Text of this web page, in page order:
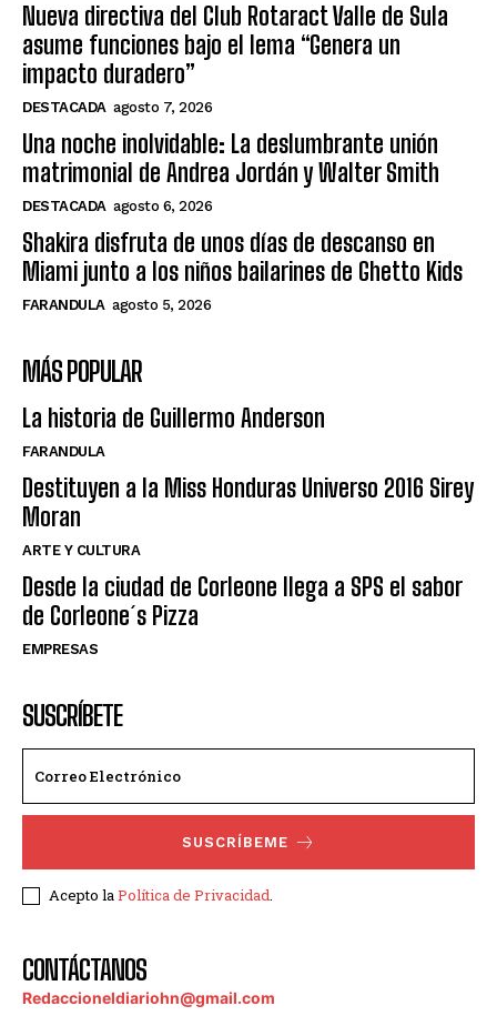
Nueva directiva del Club Rotaract Valle de Sula
asume funciones bajo el lema “Genera un
impacto duradero”
DESTACADA agosto 7, 2026
Una noche inolvidable: La deslumbrante unión
matrimonial de Andrea Jordán y Walter Smith
DESTACADA agosto 6, 2026
Shakira disfruta de unos días de descanso en
Miami junto a los niños bailarines de Ghetto Kids
FARANDULA agosto 5, 2026
MÁS POPULAR
La historia de Guillermo Anderson
FARANDULA
Destituyen a la Miss Honduras Universo 2016 Sirey
Moran
ARTE Y CULTURA
Desde la ciudad de Corleone llega a SPS el sabor
de Corleone´s Pizza
EMPRESAS
SUSCRÍBETE
SUSCRÍBEME
Acepto laPolítica de Privacidad.
CONTÁCTANOS
Redaccioneldiariohn@gmail.com